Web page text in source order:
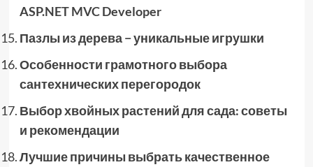
ASP.NET MVC Developer
Пазлы из дерева − уникальные игрушки
Особенности грамотного выбора
сантехнических перегородок
Выбор хвойных растений для сада: советы
и рекомендации
Лучшие причины выбрать качественное